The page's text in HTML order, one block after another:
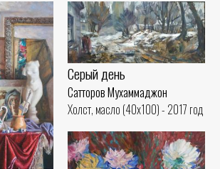
Серый день
Сатторов Мухаммаджон
Холст, масло (40x100) - 2017 год